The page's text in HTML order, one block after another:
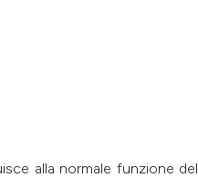
alla normale funzione del